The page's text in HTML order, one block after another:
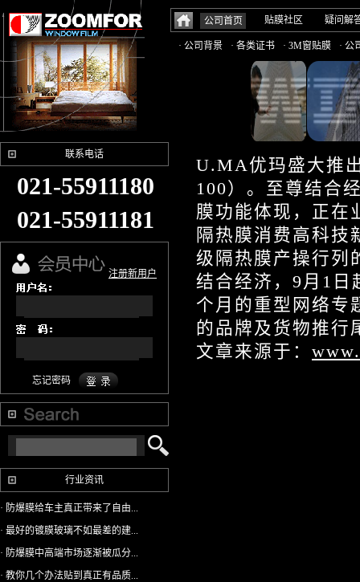
公司首页 贴膜社区 疑问解
· 公司背景 · 各类证书 · 3M窗贴膜 · 公
联系电话
021-55911180
021-55911181
注册新用户
忘记密码
行业资讯
· 防爆膜给车主真正带来了自由...
· 最好的镀膜玻璃不如最差的建...
· 防爆膜中高端市场逐渐被瓜分...
· 教你几个办法贴到真正有品质...
U.MA优玛盛大推
100）。至尊结合
膜功能体现，正在
隔热膜消费高科技
级隔热膜产操行
结合经济，9月1日
个月的重型网络专
的品牌及货物推行
文章来源于：